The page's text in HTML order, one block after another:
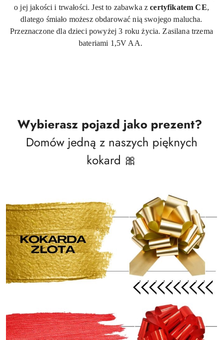
o jej jakości i trwałości. Jest to zabawka zcertyfikatem CE,
dlatego śmiało możesz obdarować nią swojego malucha.
Przeznaczone dla dzieci powyżej 3 roku życia. Zasilana trzema
bateriami 1,5V AA.
Wybierasz pojazd jako prezent?
Domów jedną z naszych pięknych
kokard 🎀